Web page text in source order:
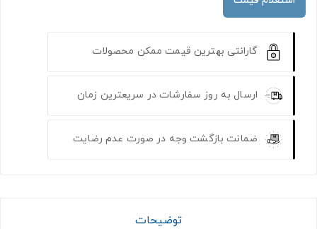
گارانتی بهترین قیمت ممکن محصولات
ارسال به روز سفارشات در سریعترین زمان
ضمانت بازگشت وجه در صورت عدم رضایت
توضیحات